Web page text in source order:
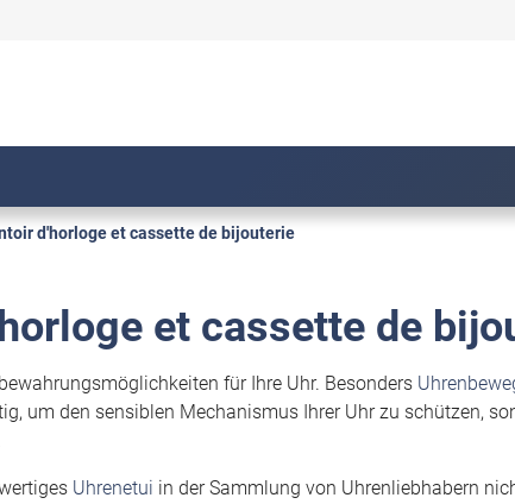
d'horloge et cassette de bijouterie
et cassette de
für Ihre Uhr. Besonders
um den sensiblen Mechanismus Ihrer Uhr zu schützen,
Uhrenetui in der Sammlung von Uhrenliebhabern